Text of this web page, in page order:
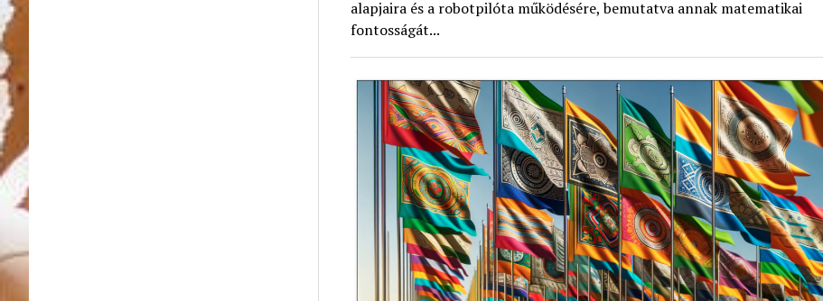
alapjaira és a robotpilóta működésére, bemutatva annak matematikai
fontosságát...